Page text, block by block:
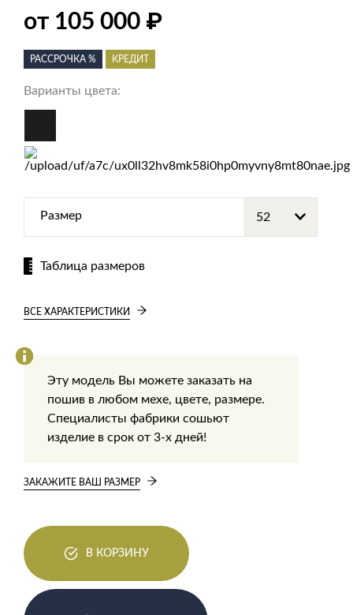
от 105 000 ₽
РАССРОЧКА % КРЕДИТ
Варианты цвета:
Размер
Таблица размеров
ВСЕ ХАРАКТЕРИСТИКИ
Эту модель Вы можете заказать на
пошив в любом мехе, цвете, размере.
Специалисты фабрики сошьют
изделие в срок от 3-х дней!
ЗАКАЖИТЕ ВАШ РАЗМЕР
В КОРЗИНУ